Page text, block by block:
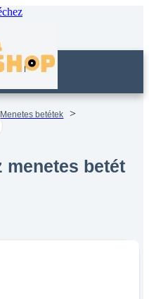
Menetes betétek
menetes betét